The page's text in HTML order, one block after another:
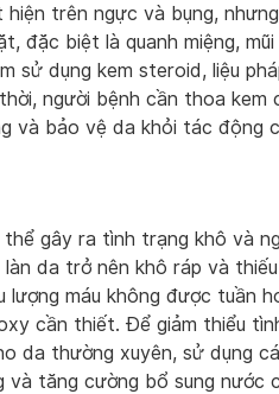
trên ngực và bụng,
đặc biệt là quanh miệng,
sử dụng kem steroid, liệu
người bệnh cần thoa kem
và bảo vệ da khỏi tác động
gây ra tình trạng khô và
da trở nên khô ráp và
máu không được tuần
cần thiết. Để giảm thiểu
da thường xuyên, sử dụng
và tăng cường bổ sung nước